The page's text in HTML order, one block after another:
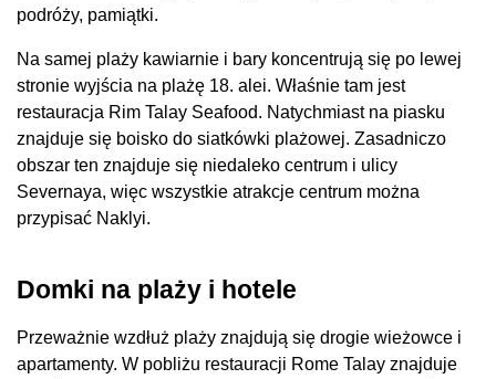
podróży, pamiątki.
Na samej plaży kawiarnie i bary koncentrują się po lewej
stronie wyjścia na plażę 18. alei. Właśnie tam jest
restauracja Rim Talay Seafood. Natychmiast na piasku
znajduje się boisko do siatkówki plażowej. Zasadniczo
obszar ten znajduje się niedaleko centrum i ulicy
Severnaya, więc wszystkie atrakcje centrum można
przypisać Naklyi.
Domki na plaży i hotele
Przeważnie wzdłuż plaży znajdują się drogie wieżowce i
apartamenty. W pobliżu restauracji Rome Talay znajduje